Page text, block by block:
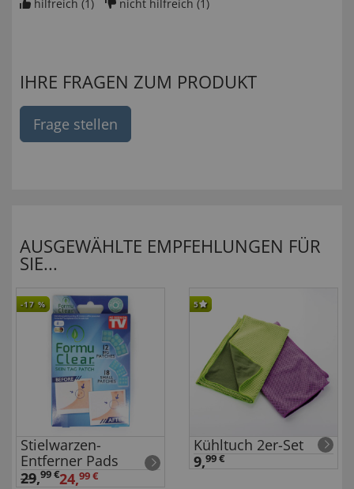
hilfreich (1) nicht hilfreich (1)
IHRE FRAGEN ZUM PRODUKT
Frage stellen
AUSGEWÄHLTE EMPFEHLUNGEN FÜR
SIE...
-17 %
Stielwarzen-
Entferner Pads
29,99 €24,99 €
5
Kühltuch 2er-Set
9,99 €